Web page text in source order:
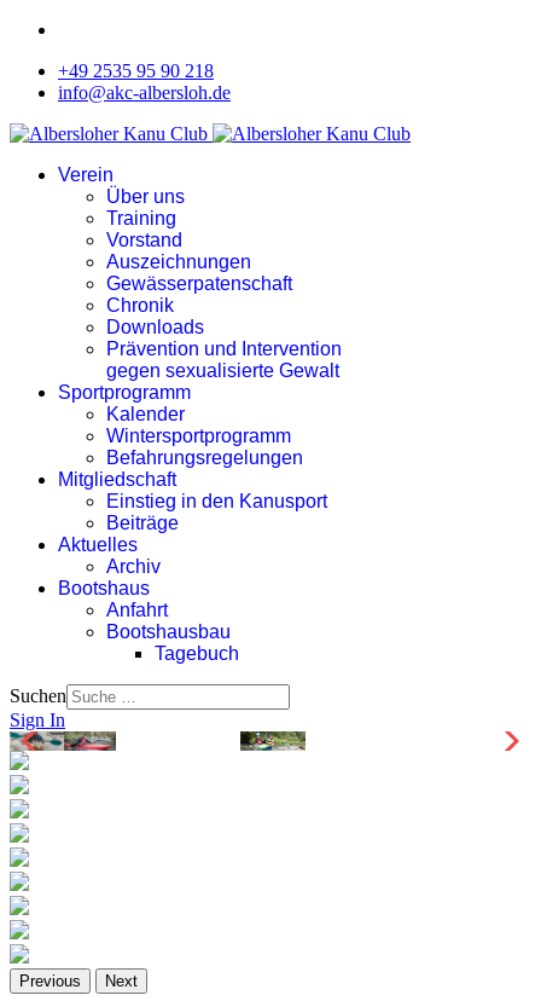
+49 2535 95 90 218
info@akc-albersloh.de
Verein
Über uns
Training
Vorstand
Auszeichnungen
Gewässerpatenschaft
Chronik
Downloads
Prävention und Intervention
gegen sexualisierte Gewalt
Sportprogramm
Kalender
Wintersportprogramm
Befahrungsregelungen
Mitgliedschaft
Einstieg in den Kanusport
Beiträge
Aktuelles
Archiv
Bootshaus
Anfahrt
Bootshausbau
Tagebuch
Suchen
Sign In
Previous Next